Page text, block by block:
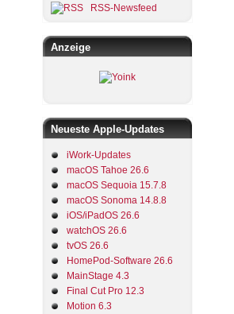
RSS-Newsfeed
Anzeige
Neueste Apple-Updates
iWork-Updates
macOS Tahoe 26.6
macOS Sequoia 15.7.8
macOS Sonoma 14.8.8
iOS/iPadOS 26.6
watchOS 26.6
tvOS 26.6
HomePod-Software 26.6
MainStage 4.3
Final Cut Pro 12.3
Motion 6.3